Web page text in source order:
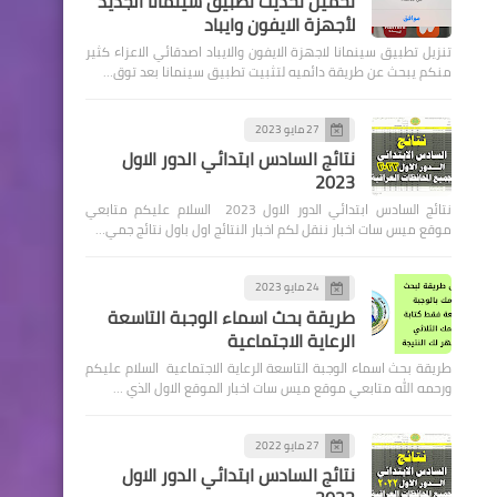
لأجهزة الايفون وايباد
تنزيل تطبيق سينمانا لاجهزة الايفون والايباد اصدقائي الاعزاء كثير
منكم يبحث عن طريقة دائميه لتثبيت تطبيق سينمانا بعد توق…
27 مايو 2023
نتائج السادس ابتدائي الدور الاول
2023
نتائج السادس ابتدائي الدور الاول 2023 السلام عليكم متابعي
موقع ميس سات اخبار ننقل لكم اخبار النتائج اول باول نتائج جمي…
24 مايو 2023
طريقة بحث اسماء الوجبة التاسعة
الرعاية الاجتماعية
طريقة بحث اسماء الوجبة التاسعة الرعاية الاجتماعية السلام عليكم
ورحمه الله متابعي موقع ميس سات اخبار الموقع الاول الذي …
27 مايو 2022
نتائج السادس ابتدائي الدور الاول
اسماء االرعاية الاجتماعية
الاجابه عن الاسئلة الخاصة
بالرعاية والمعين المتفرغ
وزارة الداخلية
اسماء الوجبة اربع وعشرون
والالقاب